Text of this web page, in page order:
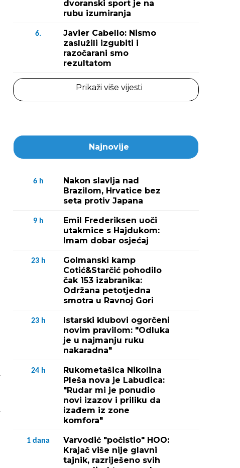
dvoranski sport je na
rubu izumiranja
6.
Javier Cabello: Nismo
zaslužili izgubiti i
razočarani smo
rezultatom
Prikaži više vijesti
Najnovije
6 h
Nakon slavlja nad
Brazilom, Hrvatice bez
seta protiv Japana
9 h
Emil Frederiksen uoči
utakmice s Hajdukom:
Imam dobar osjećaj
23 h
Golmanski kamp
Cotić&Starčić pohodilo
čak 153 izabranika:
Održana petotjedna
smotra u Ravnoj Gori
23 h
Istarski klubovi ogorčeni
novim pravilom: "Odluka
je u najmanju ruku
nakaradna"
24 h
Rukometašica Nikolina
Pleša nova je Labudica:
"Rudar mi je ponudio
novi izazov i priliku da
izađem iz zone
komfora"
1 dana
Varvodić "počistio" HOO:
Krajač više nije glavni
tajnik, razriješeno svih